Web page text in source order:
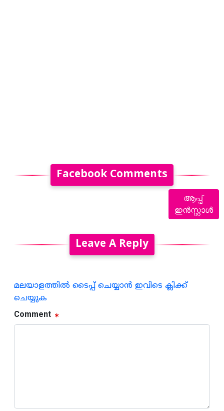
Facebook Comments
Leave A Reply
മലയാളത്തില്‍ ടൈപ്പ് ചെയ്യാന്‍ ഇവിടെ ക്ലിക്ക്
ചെയ്യുക
Comment
ആപ്പ്
ഇൻസ്റ്റാൾ